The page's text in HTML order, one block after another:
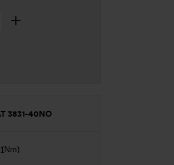
3831-40NO